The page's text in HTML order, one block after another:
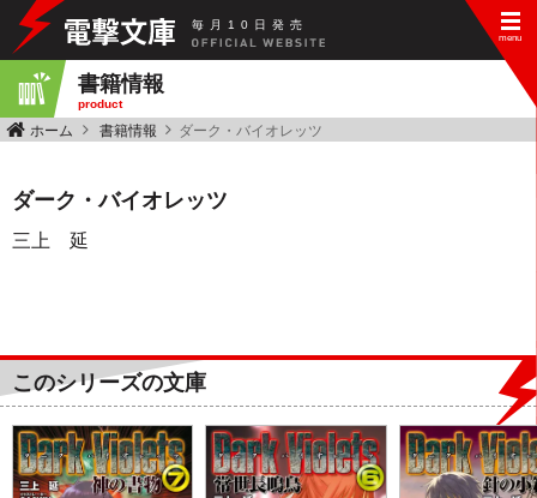
毎 月 10 日 発 売
書籍情報
product
ホーム 書籍情報 ダーク・バイオレッツ
ダーク・バイオレッツ
三上 延
このシリーズの文庫